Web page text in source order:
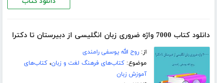
دانلود کتاب 7000 واژه ضروری زبان انگلیسی از دبیرستان تا دکترا
از:روح الله یوسفی رامندی
موضوع:کتاب‌های فرهنگ لغت و زبان،کتاب‌های
آموزش زبان